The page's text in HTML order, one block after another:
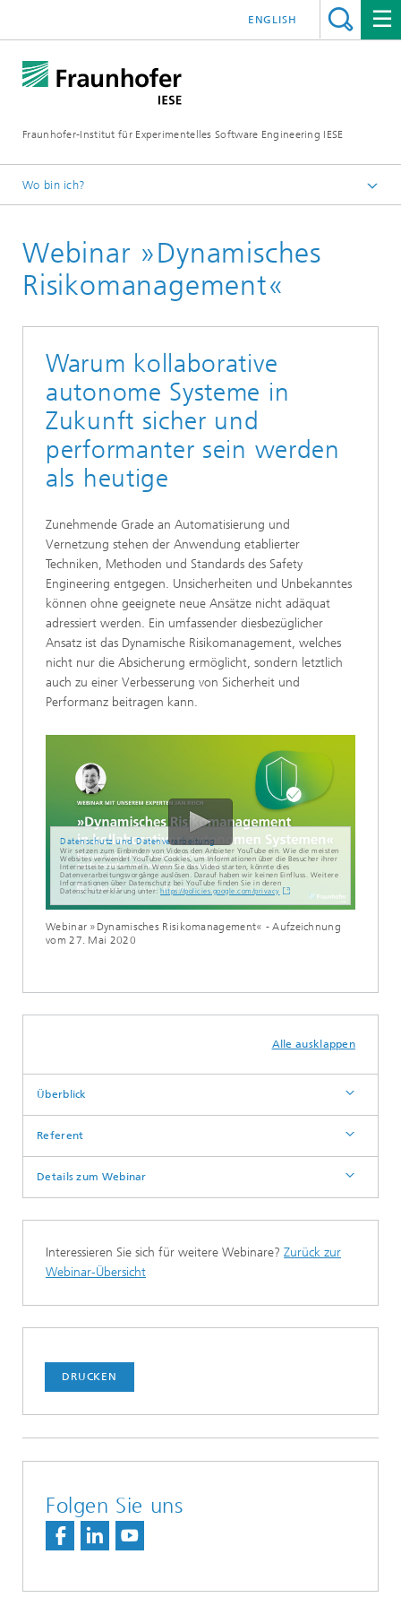
Fraunhofer-Institut für Experimentelles Software Engineering IESE
ENGLISH
Wo bin ich?
Seminare
Webinar »Dynamisches
Risikomanagement«
Warum kollaborative
autonome Systeme in
Zukunft sicher und
performanter sein werden
als heutige
Zunehmende Grade an Automatisierung und
Vernetzung stehen der Anwendung etablierter
Techniken, Methoden und Standards des Safety
Engineering entgegen. Unsicherheiten und Unbekanntes
können ohne geeignete neue Ansätze nicht adäquat
adressiert werden. Ein umfassender diesbezüglicher
Ansatz ist das Dynamische Risikomanagement, welches
nicht nur die Absicherung ermöglicht, sondern letztlich
auch zu einer Verbesserung von Sicherheit und
Performanz beitragen kann.
Datenschutz und Datenverarbeitung
Wir setzen zum Einbinden von Videos den Anbieter YouTube ein. Wie die meisten
Websites verwendet YouTube Cookies, um Informationen über die Besucher ihrer
Internetseite zu sammeln. Wenn Sie das Video starten, könnte dies
Datenverarbeitungsvorgänge auslösen. Darauf haben wir keinen Einfluss. Weitere
Informationen über Datenschutz bei YouTube finden Sie in deren
Datenschutzerklärung unter: https://policies.google.com/privacy
Webinar »Dynamisches Risikomanagement« - Aufzeichnung
vom 27. Mai 2020
Alle ausklappen
Überblick
Referent
Details zum Webinar
Interessieren Sie sich für weitere Webinare? Zurück zur
Webinar-Übersicht
DRUCKEN
Folgen Sie uns